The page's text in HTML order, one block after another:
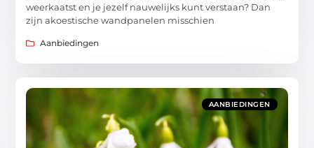
weerkaatst en je jezelf nauwelijks kunt verstaan? Dan
zijn akoestische wandpanelen misschien
Aanbiedingen
AANBIEDINGEN